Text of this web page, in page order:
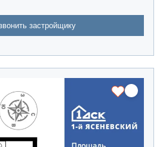
застройщику